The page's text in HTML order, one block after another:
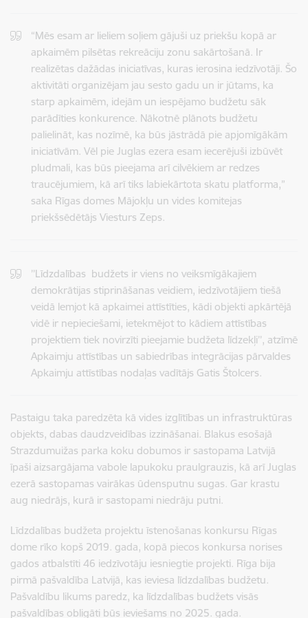
“Mēs esam ar lieliem soļiem gājuši uz priekšu kopā ar
apkaimēm pilsētas rekreāciju zonu sakārtošanā. Ir
realizētas dažādas iniciatīvas, kuras ierosina iedzīvotāji. Šo
aktivitāti organizējam jau sesto gadu un ir jūtams, ka
starp apkaimēm, idejām un iespējamo budžetu sāk
parādīties konkurence. Nākotnē plānots budžetu
palielināt, kas nozīmē, ka būs jāstrādā pie apjomīgākām
iniciatīvām. Vēl pie Juglas ezera esam iecerējuši izbūvēt
pludmali, kas būs pieejama arī cilvēkiem ar redzes
traucējumiem, kā arī tiks labiekārtota skatu platforma,”
saka Rīgas domes Mājokļu un vides komitejas
priekšsēdētājs Viesturs Zeps.
’’Līdzdalības budžets ir viens no veiksmīgākajiem
demokrātijas stiprināšanas veidiem, iedzīvotājiem tiešā
veidā lemjot kā apkaimei attīstīties, kādi objekti apkārtējā
vidē ir nepieciešami, ietekmējot to kādiem attīstības
projektiem tiek novirzīti pieejamie budžeta līdzekļi’’, atzīmē
Apkaimju attīstības un sabiedrības integrācijas pārvaldes
Apkaimju attīstības nodaļas vadītājs Gatis Štolcers.
Pastaigu taka paredzēta kā vides izglītības un infrastruktūras
objekts, dabas daudzveidības izzināšanai. Blakus esošajā
Strazdumuižas parka koku dobumos ir sastopama Latvijā
īpaši aizsargājama vabole lapukoku praulgrauzis, kā arī Juglas
ezerā sastopamas vairākas ūdensputnu sugas. Gar krastu
aug niedrājs, kurā ir sastopami niedrāju putni.
Līdzdalības budžeta projektu īstenošanas konkursu Rīgas
dome rīko kopš 2019. gada, kopā piecos konkursa norises
gados atbalstīti 46 iedzīvotāju iesniegtie projekti. Rīga bija
pirmā pašvaldība Latvijā, kas ieviesa līdzdalības budžetu.
Pašvaldību likums paredz, ka līdzdalības budžets visās
pašvaldības obligāti būs ieviešams no 2025. gada.